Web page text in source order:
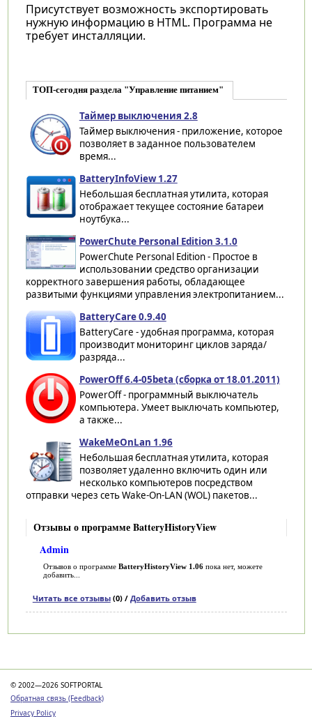
Присутствует возможность экспортировать
нужную информацию в HTML. Программа не
требует инсталляции.
ТОП-сегодня раздела "Управление питанием"
Таймер выключения 2.8
Таймер выключения - приложение, которое
позволяет в заданное пользователем
время...
BatteryInfoView 1.27
Небольшая бесплатная утилита, которая
отображает текущее состояние батареи
ноутбука...
PowerChute Personal Edition 3.1.0
PowerChute Personal Edition - Простое в
использовании средство организации
корректного завершения работы, обладающее
развитыми функциями управления электропитанием...
BatteryCare 0.9.40
BatteryCare - удобная программа, которая
производит мониторинг циклов заряда/
разряда...
PowerOff 6.4-05beta (сборка от 18.01.2011)
PowerOff - программный выключатель
компьютера. Умеет выключать компьютер,
а также...
WakeMeOnLan 1.96
Небольшая бесплатная утилита, которая
позволяет удаленно включить один или
несколько компьютеров посредством
отправки через сеть Wake-On-LAN (WOL) пакетов...
Отзывы о программе BatteryHistoryView
Admin
Отзывов о программе BatteryHistoryView 1.06пока нет, можете
добавить...
Читать все отзывы(0) / Добавить отзыв
© 2002—2026 SOFTPORTAL
Обратная связь (Feedback)
Privacy Policy